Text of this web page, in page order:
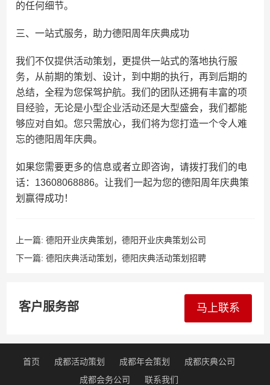
的任何细节。
三、一站式服务，助力德阳周年庆典成功
我们不仅提供活动策划，更提供一站式的落地执行服
务，从前期的策划、设计，到中期的执行，再到后期的
总结，全程为您保驾护航。我们的团队还拥有丰富的项
目经验，无论是小型企业活动还是大型盛会，我们都能
够应对自如。您只需放心，我们将为您打造一个令人难
忘的德阳周年庆典。
如果您需要更多的信息或者立即咨询，请拨打我们的电
话：13608068886。让我们一起为您的德阳周年庆典策
划赢得成功！
上一篇: 德阳开业庆典策划，德阳开业庆典策划公司
下一篇: 德阳庆典活动策划，德阳庆典活动策划招聘
客户服务部 马上联系
首页 成都活动策划 成都年会策划
成都庆典公司
成都会务公司
联系我们